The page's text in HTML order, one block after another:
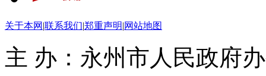
关于本网 |联系我们|郑重声明|网站地图
主 办：永州市人民政府